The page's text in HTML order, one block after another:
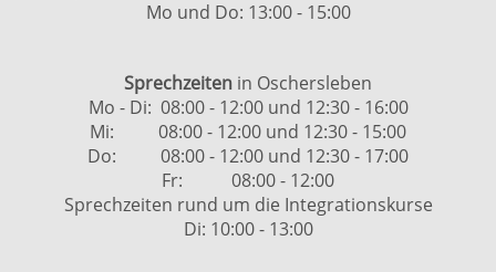
Mo und Do: 13:00 - 15:00
Sprechzeiten in Oschersleben
Mo - Di: 08:00 - 12:00 und 12:30 - 16:00
Mi: 08:00 - 12:00 und 12:30 - 15:00
Do: 08:00 - 12:00 und 12:30 - 17:00
Fr: 08:00 - 12:00
Sprechzeiten rund um die Integrationskurse
Di: 10:00 - 13:00